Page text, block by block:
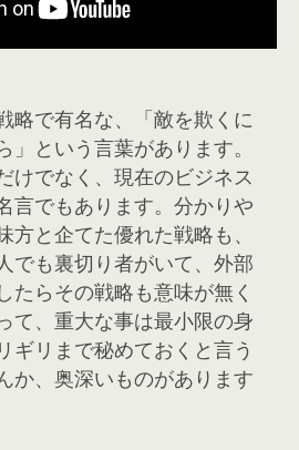
略で有名な、「敵を欺くに
」という言葉があります。
けでなく、現在のビジネス
言でもあります。分かりや
方と企てた優れた戦略も、
でも裏切り者がいて、外部
たらその戦略も意味が無く
て、重大な事は最小限の身
ギリまで秘めておくと言う
か、奥深いものがあります